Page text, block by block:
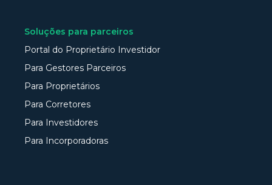
Soluções para parceiros
Portal do Proprietário Investidor
Para Gestores Parceiros
Para Proprietários
Para Corretores
Para Investidores
Para Incorporadoras